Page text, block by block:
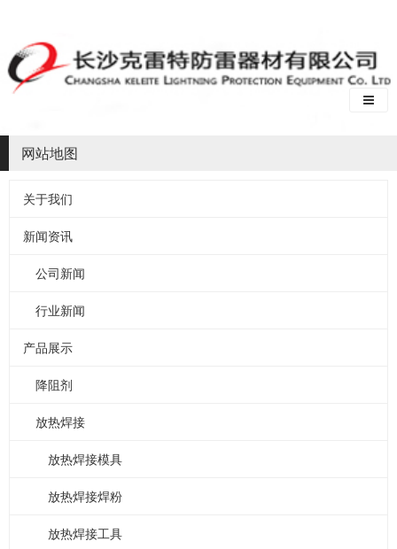
网站地图
关于我们
新闻资讯
公司新闻
行业新闻
产品展示
降阻剂
放热焊接
放热焊接模具
放热焊接焊粉
放热焊接工具